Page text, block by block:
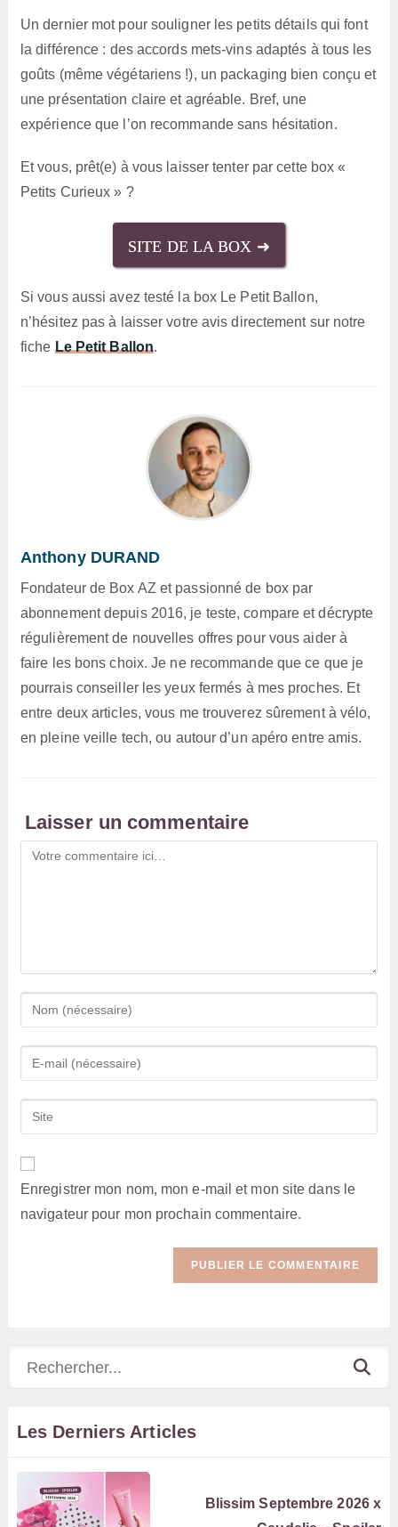
Un dernier mot pour souligner les petits détails qui font
la différence : des accords mets-vins adaptés à tous les
goûts (même végétariens !), un packaging bien conçu et
une présentation claire et agréable. Bref, une
expérience que l’on recommande sans hésitation.
Et vous, prêt(e) à vous laisser tenter par cette box «
Petits Curieux » ?
SITE DE LA BOX ➜
Si vous aussi avez testé la box Le Petit Ballon,
n’hésitez pas à laisser votre avis directement sur notre
fiche Le Petit Ballon.
Anthony DURAND
Fondateur de Box AZ et passionné de box par
abonnement depuis 2016, je teste, compare et décrypte
régulièrement de nouvelles offres pour vous aider à
faire les bons choix. Je ne recommande que ce que je
pourrais conseiller les yeux fermés à mes proches. Et
entre deux articles, vous me trouverez sûrement à vélo,
en pleine veille tech, ou autour d’un apéro entre amis.
Laisser un commentaire
Comment
your
name
comment
your
email
address
l’URL
votre
site
(facultatif)
Enregistrer mon nom, mon e-mail et mon site dans le
navigateur pour mon prochain commentaire.
Les Derniers Articles
Blissim Septembre 2026 x